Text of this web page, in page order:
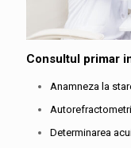
Consultul primar
Anamneza la
Determinarea